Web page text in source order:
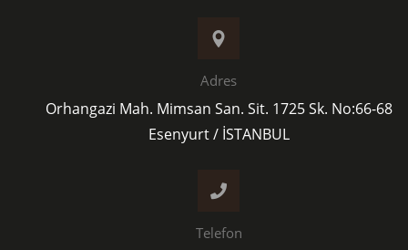
Adres
Orhangazi Mah. Mimsan San. Sit. 1725 Sk. No:66-68
Esenyurt / İSTANBUL
Telefon